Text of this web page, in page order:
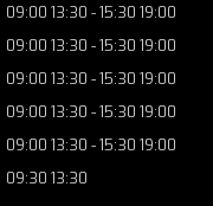
09:00 13:30 - 15:30 19:00
09:00 13:30 - 15:30 19:00
09:00 13:30 - 15:30 19:00
09:00 13:30 - 15:30 19:00
09:00 13:30 - 15:30 19:00
09:30 13:30